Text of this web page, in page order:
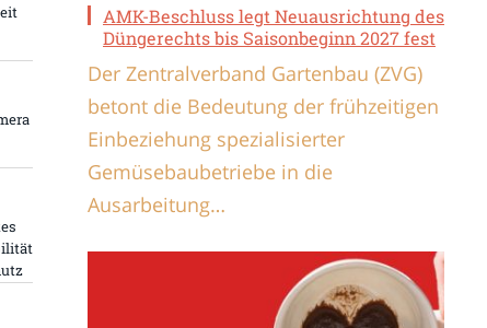
AMK-Beschluss legt Neuausrichtung des
Düngerechts bis Saisonbeginn 2027 fest
Der Zentralverband Gartenbau (ZVG)
betont die Bedeutung der frühzeitigen
Einbeziehung spezialisierter
Gemüsebaubetriebe in die
Ausarbeitung…